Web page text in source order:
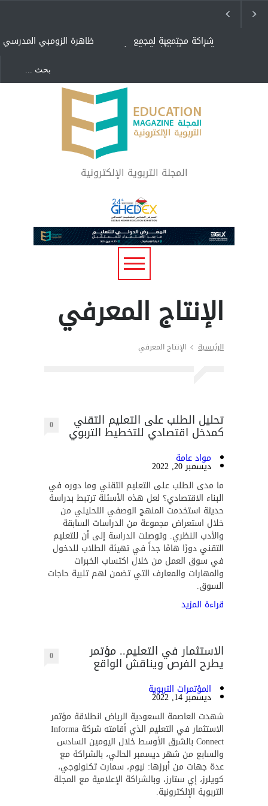
ظاهرة الزومبي المدرسي شراكة مجتمعية لمجمع
تعليمي بالطائف تستهدف
"كنت أنضرب ومافيني إلا
العافية" هل هذا مبرر
لاستمرار أسلوب التربية
المتوارث؟
لماذا تعد برامج توعية الأطفال
بخصوصية الجسد وقاية لا
فضول؟
المجلة التربوية الإلكترونية
الإنتاج المعرفي
الرئيسية الإنتاج المعرفي
تحليل الطلب على التعليم التقني
كمدخل اقتصادي للتخطيط التربوي 0
مواد عامة
ديسمبر 20, 2022
ما مدى الطلب على التعليم التقني وما دوره في
البناء الاقتصادي؟ لعل هذه الأسئلة ترتبط بدراسة
حديثة استخدمت المنهج الوصفي التحليلي من
خلال استعراض مجموعة من الدراسات السابقة
والأدب النظري. وتوصلت الدراسة إلى أن للتعليم
التقني دورًا هامًا جداً في تهيئة الطلاب للدخول
في سوق العمل من خلال اكتساب الخبرات
والمهارات والمعارف التي تضمن لهم تلبية حاجات
السوق.
قراءة المزيد
الاستثمار في التعليم.. مؤتمر
يطرح الفرص ويناقش الواقع 0
المؤتمرات التربوية
ديسمبر 14, 2022
شهدت العاصمة السعودية الرياض انطلاقة مؤتمر
الاستثمار في التعليم الذي أقامته شركة Informa
Connect بالشرق الأوسط خلال اليومين السادس
والسابع من شهر ديسمبر الحالي، بالشراكة مع
عدة جهات من أبرزها: نيوم، سمارت تكنولوجي،
كويلرز، إي ستارز، وبالشراكة الإعلامية مع المجلة
التربوية الإلكترونية.